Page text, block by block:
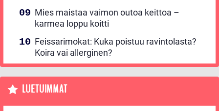
Mies maistaa vaimon outoa keittoa –
karmea loppu koitti
Feissarimokat: Kuka poistuu ravintolasta?
Koira vai allerginen?
LUETUIMMAT